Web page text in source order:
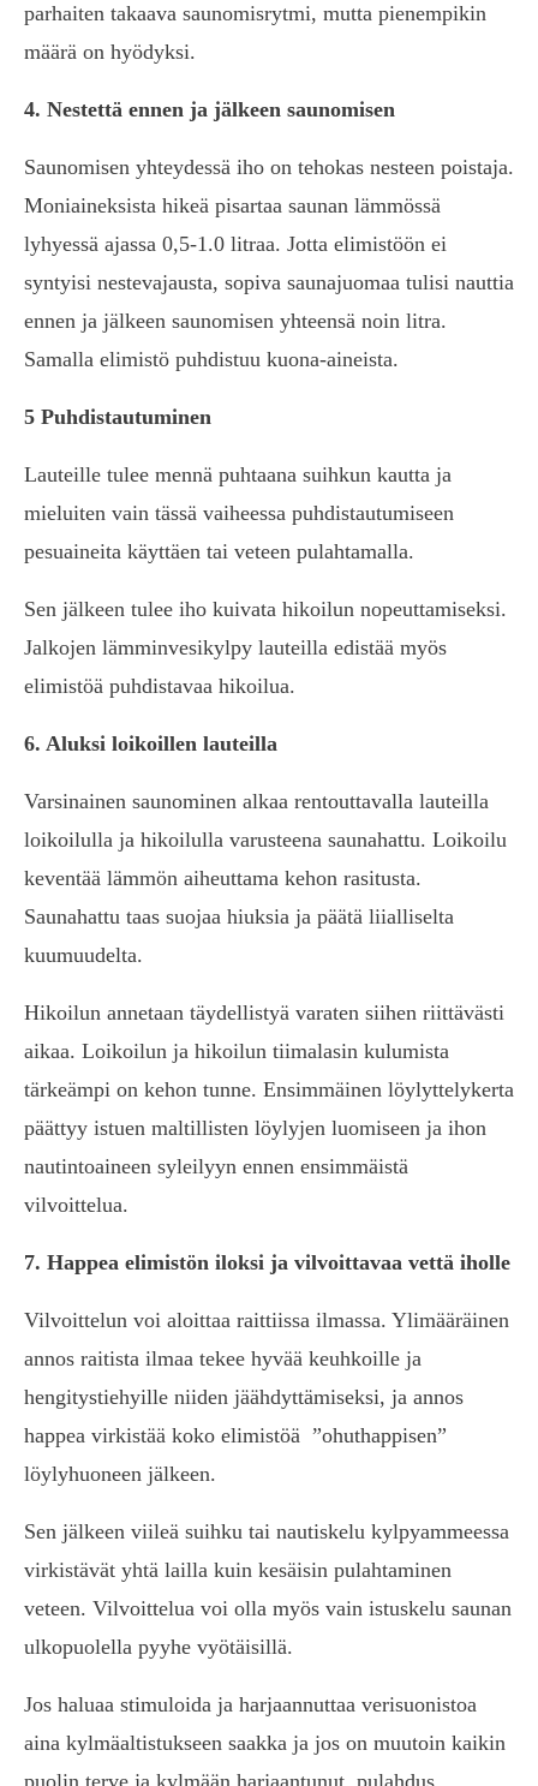
parhaiten takaava saunomisrytmi, mutta pienempikin
määrä on hyödyksi.
4. Nestettä ennen ja jälkeen saunomisen
Saunomisen yhteydessä iho on tehokas nesteen poistaja.
Moniaineksista hikeä pisartaa saunan lämmössä
lyhyessä ajassa 0,5-1.0 litraa. Jotta elimistöön ei
syntyisi nestevajausta, sopiva saunajuomaa tulisi nauttia
ennen ja jälkeen saunomisen yhteensä noin litra.
Samalla elimistö puhdistuu kuona-aineista.
5 Puhdistautuminen
Lauteille tulee mennä puhtaana suihkun kautta ja
mieluiten vain tässä vaiheessa puhdistautumiseen
pesuaineita käyttäen tai veteen pulahtamalla.
Sen jälkeen tulee iho kuivata hikoilun nopeuttamiseksi.
Jalkojen lämminvesikylpy lauteilla edistää myös
elimistöä puhdistavaa hikoilua.
6. Aluksi loikoillen lauteilla
Varsinainen saunominen alkaa rentouttavalla lauteilla
loikoilulla ja hikoilulla varusteena saunahattu. Loikoilu
keventää lämmön aiheuttama kehon rasitusta.
Saunahattu taas suojaa hiuksia ja päätä liialliselta
kuumuudelta.
Hikoilun annetaan täydellistyä varaten siihen riittävästi
aikaa. Loikoilun ja hikoilun tiimalasin kulumista
tärkeämpi on kehon tunne. Ensimmäinen löylyttelykerta
päättyy istuen maltillisten löylyjen luomiseen ja ihon
nautintoaineen syleilyyn ennen ensimmäistä
vilvoittelua.
7. Happea elimistön iloksi ja vilvoittavaa vettä iholle
Vilvoittelun voi aloittaa raittiissa ilmassa. Ylimääräinen
annos raitista ilmaa tekee hyvää keuhkoille ja
hengitystiehyille niiden jäähdyttämiseksi, ja annos
happea virkistää koko elimistöä ”ohuthappisen”
löylyhuoneen jälkeen.
Sen jälkeen viileä suihku tai nautiskelu kylpyammeessa
virkistävät yhtä lailla kuin kesäisin pulahtaminen
veteen. Vilvoittelua voi olla myös vain istuskelu saunan
ulkopuolella pyyhe vyötäisillä.
Jos haluaa stimuloida ja harjaannuttaa verisuonistoa
aina kylmäaltistukseen saakka ja jos on muutoin kaikin